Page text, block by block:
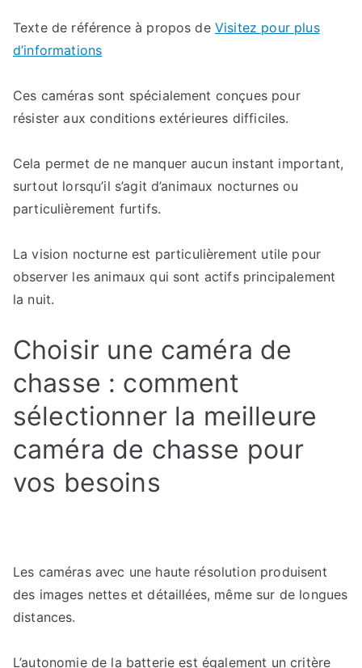
Texte de référence à propos de Visitez pour plus
d’informations
Ces caméras sont spécialement conçues pour
résister aux conditions extérieures difficiles.
Cela permet de ne manquer aucun instant important,
surtout lorsqu’il s’agit d’animaux nocturnes ou
particulièrement furtifs.
La vision nocturne est particulièrement utile pour
observer les animaux qui sont actifs principalement
la nuit.
Choisir une caméra de
chasse : comment
sélectionner la meilleure
caméra de chasse pour
vos besoins
Les caméras avec une haute résolution produisent
des images nettes et détaillées, même sur de longues
distances.
L’autonomie de la batterie est également un critère